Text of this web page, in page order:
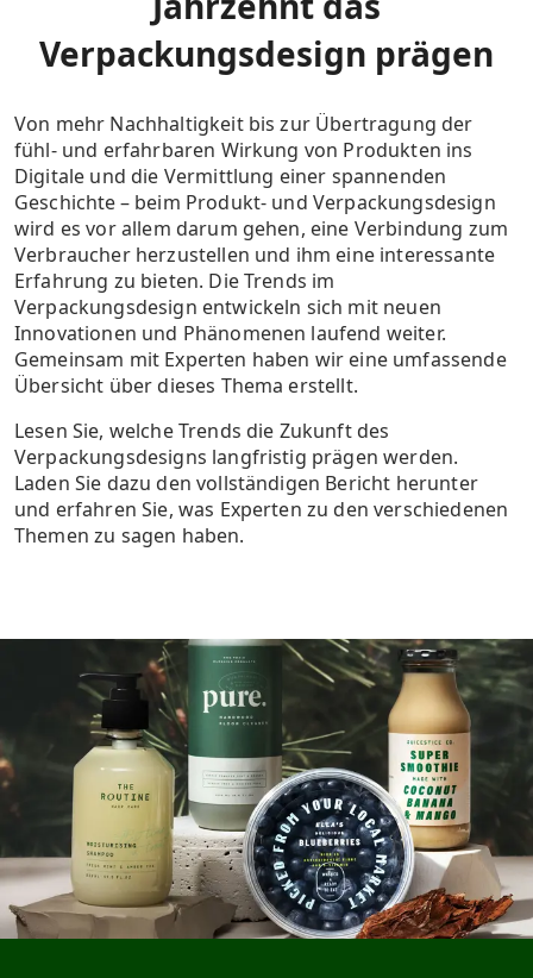
Verpackungsdesign prägen
Von mehr Nachhaltigkeit bis zur Übertragung der
fühl- und erfahrbaren Wirkung von Produkten ins
Digitale und die Vermittlung einer spannenden
Geschichte – beim Produkt- und Verpackungsdesign
wird es vor allem darum gehen, eine Verbindung zum
Verbraucher herzustellen und ihm eine interessante
Erfahrung zu bieten. Die Trends im
Verpackungsdesign entwickeln sich mit neuen
Innovationen und Phänomenen laufend weiter.
Gemeinsam mit Experten haben wir eine umfassende
Übersicht über dieses Thema erstellt.
Lesen Sie, welche Trends die Zukunft des
Verpackungsdesigns langfristig prägen werden.
Laden Sie dazu den vollständigen Bericht herunter
und erfahren Sie, was Experten zu den verschiedenen
Themen zu sagen haben.